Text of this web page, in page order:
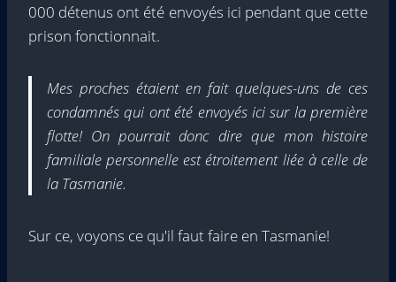
000 détenus ont été envoyés ici pendant que cette
prison fonctionnait.
Mes proches étaient en fait quelques-uns de ces
condamnés qui ont été envoyés ici sur la première
flotte! On pourrait donc dire que mon histoire
familiale personnelle est étroitement liée à celle de
la Tasmanie.
Sur ce, voyons ce qu'il faut faire en Tasmanie!